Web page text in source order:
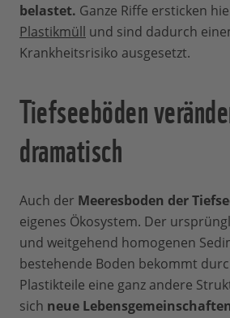
belastet. Ganze Riffe ersticken
Plastikmüll und sind dadurch
Krankheitsrisiko ausgesetzt.
Tiefseeböden
dramatisch
Auch der Meeresboden der
eigenes Ökosystem. Der
und weitgehend homogenen
bestehende Boden bekommt
Plastikteile eine ganz andere
sich neue